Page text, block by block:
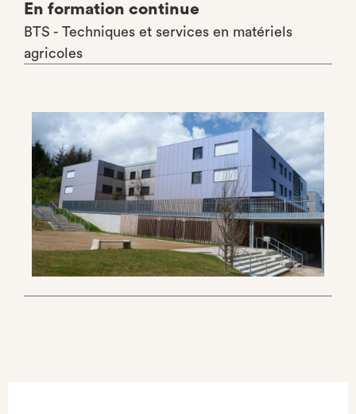
En formation continue
BTS - Techniques et services en matériels
agricoles